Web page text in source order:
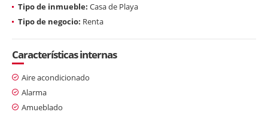
Tipo de inmueble: Casa de Playa
Tipo de negocio: Renta
Características internas
Aire acondicionado
Alarma
Amueblado